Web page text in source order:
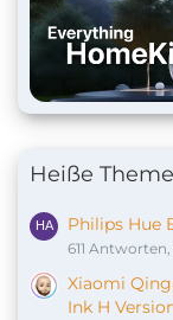
Heiße
Philips Hue
611
Xiaomi
Ink H